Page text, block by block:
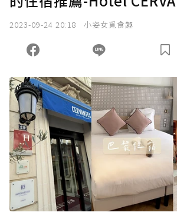
2023-09-24 20:18 小姿女覓食趣